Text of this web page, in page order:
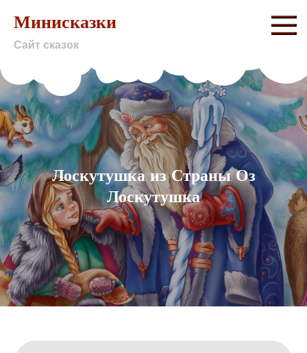
content
Минисказки
Сайт сказок
Лоскутушка из Страны Оз
Лоскутушка